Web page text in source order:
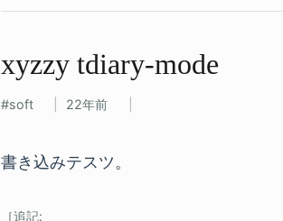
xyzzy tdiary-mode
soft 22年前
書き込みテスツ。